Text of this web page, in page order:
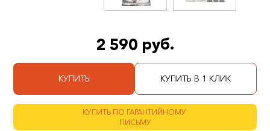
2 590 руб.
КУПИТЬ КУПИТЬ В 1 КЛИК
КУПИТЬ ПО ГАРАНТИЙНОМУ
ПИСЬМУ